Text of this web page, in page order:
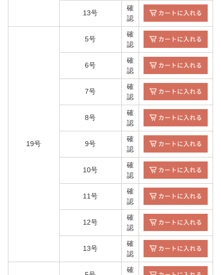
13号
確
認
19号
5号
確
認
6号
確
認
7号
確
認
8号
確
認
9号
確
認
10号
確
認
11号
確
認
12号
確
認
13号
確
認
確